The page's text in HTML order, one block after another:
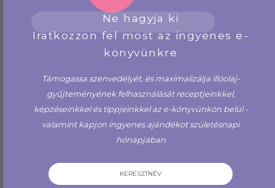
Ne hagyja ki
Iratkozzon fel most az ingyenes e-
könyvünkre
Támogassa szenvedélyét, és maximalizálja illóolaj-
gyűjteményének felhasználását receptjeinkkel,
képzéseinkkel és tippjeinkkel az e-könyvünkön belül -
valamint kapjon ingyenes ajándékot születésnapi
hónapjában
Affirmation Cards by Jacqui
Fallon-Holloway & Daniel
VÁRÓLISTÁRA
JELENTKEZÉS